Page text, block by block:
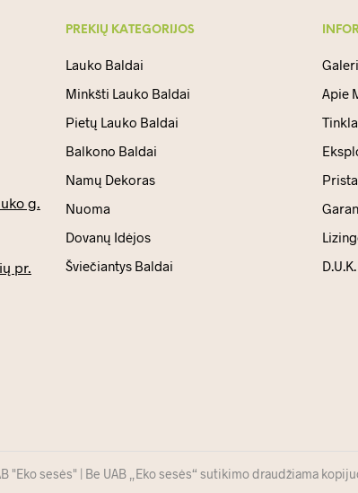
g.
pr.
PREKIŲ KATEGORIJOS
Lauko Baldai
Minkšti Lauko Baldai
Pietų Lauko Baldai
Balkono Baldai
Namų Dekoras
Nuoma
Dovanų Idėjos
Šviečiantys Baldai
Apie
D.U.K.
"Eko sesės" | Be UAB „Eko sesės“ sutikimo draudžiama